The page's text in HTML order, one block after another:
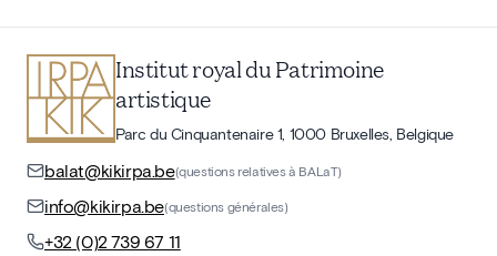
Institut royal du Patrimoine
artistique
Parc du Cinquantenaire 1, 1000 Bruxelles, Belgique
balat@kikirpa.be(questions relatives à BALaT)
info@kikirpa.be(questions générales)
+32 (0)2 739 67 11